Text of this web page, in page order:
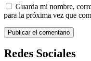
Guarda mi nombre,
para la próxima vez que
Redes Sociales